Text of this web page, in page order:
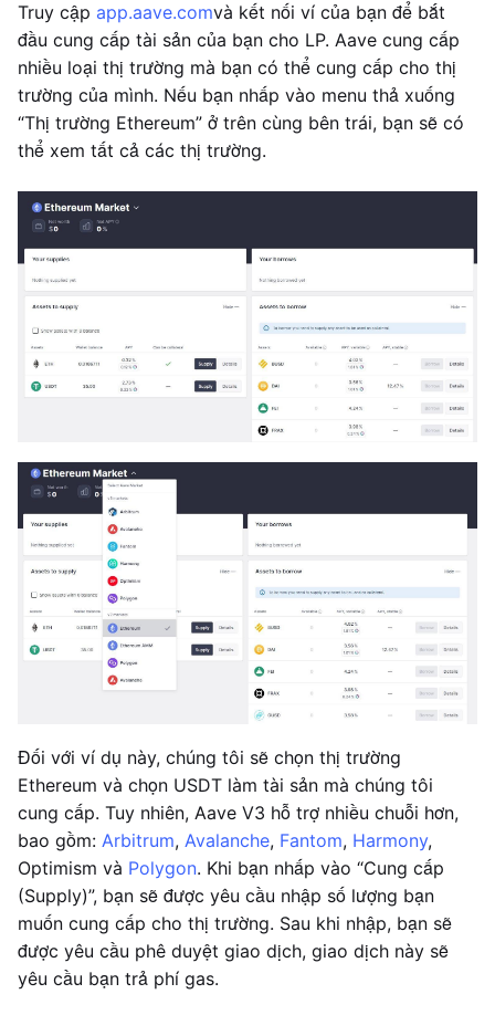
Truy cập app.aave.comvà kết nối ví của bạn để bắt
đầu cung cấp tài sản của bạn cho LP. Aave cung cấp
nhiều loại thị trường mà bạn có thể cung cấp cho thị
trường của mình. Nếu bạn nhấp vào menu thả xuống
“Thị trường Ethereum” ở trên cùng bên trái, bạn sẽ có
thể xem tất cả các thị trường.
Đối với ví dụ này, chúng tôi sẽ chọn thị trường
Ethereum và chọn USDT làm tài sản mà chúng tôi
cung cấp. Tuy nhiên, Aave V3 hỗ trợ nhiều chuỗi hơn,
bao gồm: Arbitrum, Avalanche, Fantom, Harmony,
Optimism và Polygon. Khi bạn nhấp vào “Cung cấp
(Supply)”, bạn sẽ được yêu cầu nhập số lượng bạn
muốn cung cấp cho thị trường. Sau khi nhập, bạn sẽ
được yêu cầu phê duyệt giao dịch, giao dịch này sẽ
yêu cầu bạn trả phí gas.